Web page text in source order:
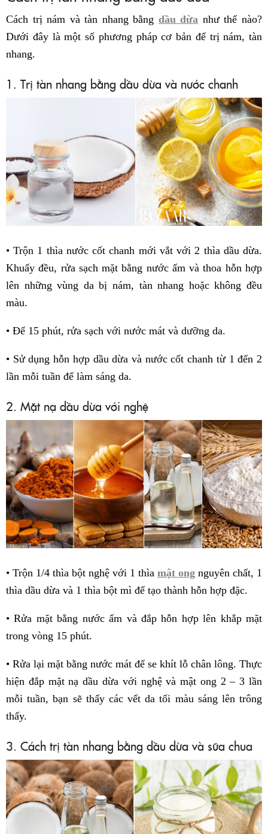
Cách trị nám và tàn nhang bằng dầu dừa như thế nào?
Dưới đây là một số phương pháp cơ bản để trị nám, tàn
nhang.
1. Trị tàn nhang bằng dầu dừa và nước chanh
• Trộn 1 thìa nước cốt chanh mới vắt với 2 thìa dầu dừa.
Khuấy đều, rửa sạch mặt bằng nước ấm và thoa hỗn hợp
lên những vùng da bị nám, tàn nhang hoặc không đều
màu.
• Để 15 phút, rửa sạch với nước mát và dưỡng da.
• Sử dụng hỗn hợp dầu dừa và nước cốt chanh từ 1 đến 2
lần mỗi tuần để làm sáng da.
2. Mặt nạ dầu dừa với nghệ
• Trộn 1/4 thìa bột nghệ với 1 thìa mật ong nguyên chất, 1
thìa dầu dừa và 1 thìa bột mì để tạo thành hỗn hợp đặc.
• Rửa mặt bằng nước ấm và đắp hỗn hợp lên khắp mặt
trong vòng 15 phút.
• Rửa lại mặt bằng nước mát để se khít lỗ chân lông. Thực
hiện đắp mặt nạ dầu dừa với nghệ và mật ong 2 – 3 lần
mỗi tuần, bạn sẽ thấy các vết da tối màu sáng lên trông
thấy.
3. Cách trị tàn nhang bằng dầu dừa và sữa chua